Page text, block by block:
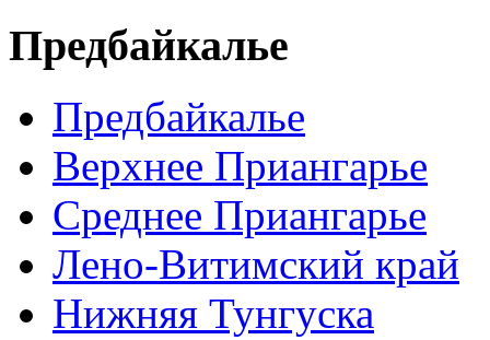
Предбайкалье
Предбайкалье
Верхнее Приангарье
Среднее Приангарье
Лено-Витимский край
Нижняя Тунгуска